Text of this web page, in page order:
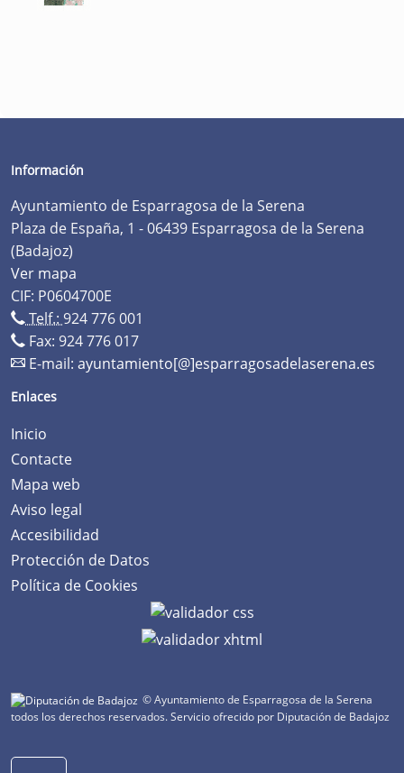
Información
Ayuntamiento de Esparragosa de la Serena
Plaza de España, 1 - 06439 Esparragosa de la Serena
(Badajoz)
Ver mapa
CIF: P0604700E
Telf.: 924 776 001
Fax: 924 776 017
E-mail: ayuntamiento[@]esparragosadelaserena.es
Enlaces
Inicio
Contacte
Mapa web
Aviso legal
Accesibilidad
Protección de Datos
Política de Cookies
© Ayuntamiento de Esparragosa de la Serena
todos los derechos reservados.Servicio ofrecido por Diputación de Badajoz